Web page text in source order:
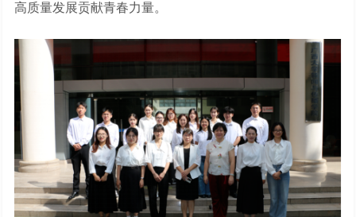
高质量发展贡献青春力量。